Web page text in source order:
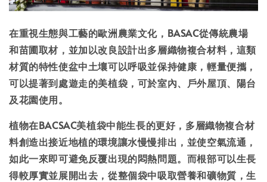
在重視生態與工藝的歐洲農業文化，BASAC從傳統農場
和苗圃取材，並加以改良設計出多層織物複合材料，這類
材質的特性使盆中土壤可以呼吸並保持健康，輕量便攜，
可以提著到處遊走的美植袋，可於室內、戶外屋頂、陽台
及花園使用。
植物在BACSAC美植袋中能生長的更好，多層織物複合材
料創造出接近地植的環境讓水慢慢排出，並使空氣流通，
如此一來即可避免反覆出現的悶熱問題。而根部可以生長
得較厚實並展開出去，從整個袋中吸取營養和礦物質，生